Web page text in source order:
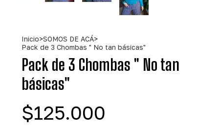
Inicio>SOMOS DE ACÁ>
Pack de 3 Chombas " No tan básicas"
Pack de 3 Chombas " No tan
básicas"
$125.000